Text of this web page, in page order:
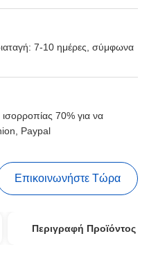
7-10 ημέρες, σύμφωνα
70% για να
Paypal
Επικοινωνήστε Τώρα
Περιγραφή Προϊόντος